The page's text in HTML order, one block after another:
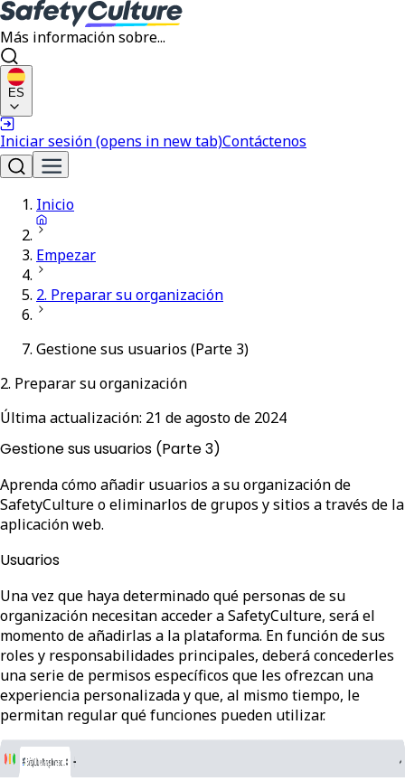
Más información sobre...
ES
Iniciar sesión(opens in new tab)Contáctenos
Inicio
Empezar
2. Preparar su organización
Gestione sus usuarios (Parte 3)
2. Preparar su organización
Última actualización: 21 de agosto de 2024
Gestione sus usuarios (Parte 3)
Aprenda cómo añadir usuarios a su organización de
SafetyCulture o eliminarlos de grupos y sitios a través de la
aplicación web.
Usuarios
Una vez que haya determinado qué personas de su
organización necesitan acceder a SafetyCulture, será el
momento de añadirlas a la plataforma. En función de sus
roles y responsabilidades principales, deberá concederles
una serie de permisos específicos que les ofrezcan una
experiencia personalizada y que, al mismo tiempo, le
permitan regular qué funciones pueden utilizar.